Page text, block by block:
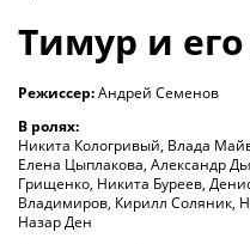
Тимур и
Режиссер:Андрей Семенов
В ролях:
Никита Кологривый, Влада
Елена Цыплакова, Александр
Грищенко, Никита Буреев,
Владимиров, Кирилл Соляник,
Назар Ден